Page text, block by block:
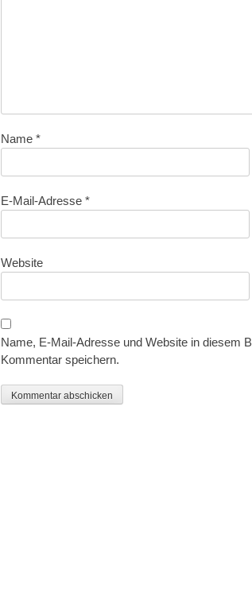
Name *
E-Mail-Adresse *
Website
Name, E-Mail-Adresse und Website in diesem
Kommentar speichern.